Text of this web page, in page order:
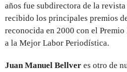
años fue subdirectora de la revista
recibido los principales premios
reconocida en 2000 con el
a la Mejor Labor Periodística.
Juan Manuel Bellver es otro de